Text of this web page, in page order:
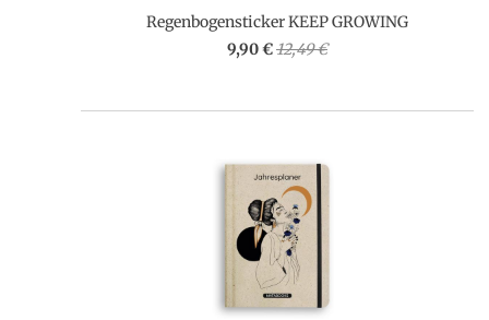
Regenbogensticker KEEP GROWING
9,90 €12,49 €